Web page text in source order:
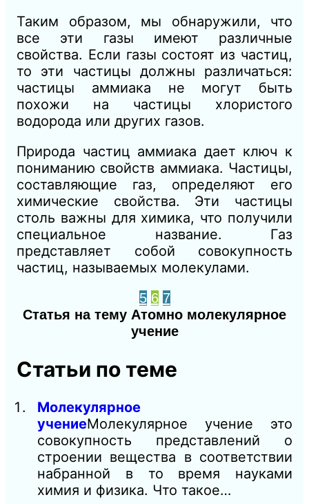
Таким образом, мы обнаружили, что
все эти газы имеют различные
свойства. Если газы состоят из частиц,
то эти частицы должны различаться:
частицы аммиака не могут быть
похожи на частицы хлористого
водорода или других газов.
Природа частиц аммиака дает ключ к
пониманию свойств аммиака. Частицы,
составляющие газ, определяют его
химические свойства. Эти частицы
столь важны для химика, что получили
специальное название. Газ
представляет собой совокупность
частиц, называемых молекулами.
5 6 7
Статья на тему Атомно молекулярное
учение
Статьи по теме
Молекулярное
учениеМолекулярное учение это
совокупность представлений о
строении вещества в соответствии
набранной в то время науками
химия и физика. Что такое…